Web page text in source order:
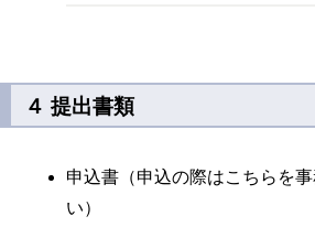
４ 提出書類
申込書（申込の際はこちらを
い）